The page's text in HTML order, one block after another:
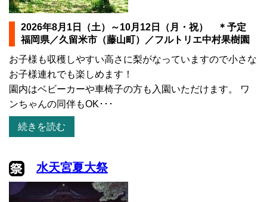
2026年8月1日（土）～10月12日（月・祝） ＊予定
福岡県／久留米市（藤山町）／フルトリエ中村果樹園
お子様も収穫しやすい高さに梨がなっていますので小さな
お子様連れでも楽しめます！
園内はベビーカーや車椅子の方も入園いただけます。 ワ
ンちゃんの同伴もOK･･･
続きを読む
水天宮夏大祭